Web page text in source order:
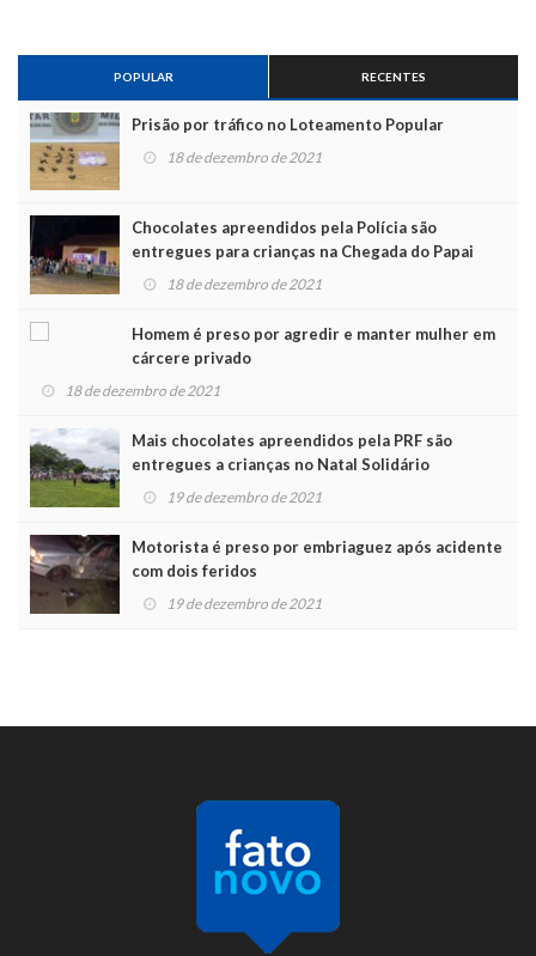
POPULAR RECENTES
Prisão por tráfico no Loteamento Popular
18 de dezembro de 2021
Chocolates apreendidos pela Polícia são
entregues para crianças na Chegada do Papai
Noel 18 de dezembro de 2021
Homem é preso por agredir e manter mulher em
cárcere privado
18 de dezembro de 2021
Mais chocolates apreendidos pela PRF são
entregues a crianças no Natal Solidário
19 de dezembro de 2021
Motorista é preso por embriaguez após acidente
com dois feridos
19 de dezembro de 2021